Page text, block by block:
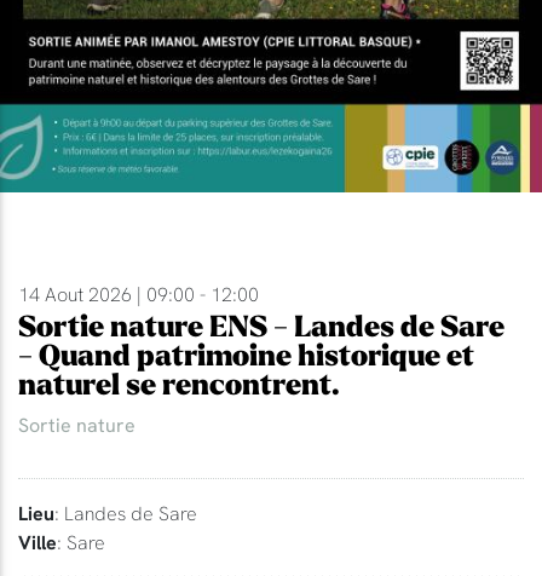
14 Aout 2026 | 09:00 - 12:00
Sortie nature ENS - Landes de Sare
- Quand patrimoine historique et
naturel se rencontrent.
Sortie nature
Lieu: Landes de Sare
Ville: Sare